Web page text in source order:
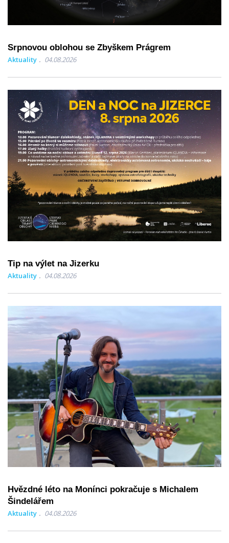
Srpnovou oblohou se Zbyškem Prágrem
Aktuality 04.08.2026
Tip na výlet na Jizerku
Aktuality 04.08.2026
Hvězdné léto na Monínci pokračuje s Michalem
Šindelářem
Aktuality 04.08.2026